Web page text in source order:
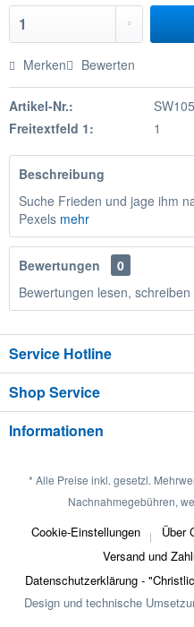
Merken Bewerten
Artikel-Nr.:
Freitextfeld 1:
1
Beschreibung
Suche Frieden und jage ihm
Pexels mehr
Bewertungen
0
Bewertungen lesen,
Service Hotline
Shop Service
Informationen
* Alle Preise inkl. gesetzl.
Nachnahmegebühren,
Cookie-Einstellungen Über
Versand und
Datenschutzerklärung -
Design und technische